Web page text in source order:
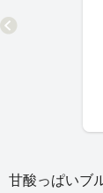
甘酸っぱいブ